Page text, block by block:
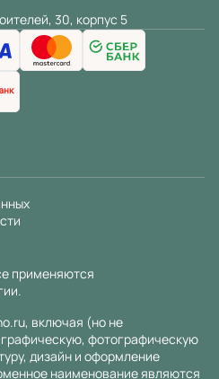
30, корпус 5
применяются
.
включая (но не
фотографическую
дизайн и оформление
наименование являются